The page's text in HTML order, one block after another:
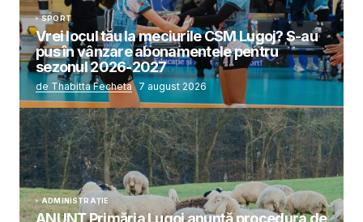
SPORT
Vrei locul tău la meciurile CSM Lugoj? S-au
pus în vânzare abonamentele pentru
sezonul 2026-2027
de Thabitta Fecheta 7 august 2026
ADMINISTRAȚIE
ANUNȚ Primăria Lugoj anunță procedura de